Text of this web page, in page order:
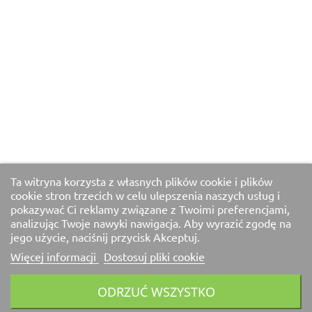
Ta witryna korzysta z własnych plików cookie i plików
cookie stron trzecich w celu ulepszenia naszych usług i
pokazywać Ci reklamy związane z Twoimi preferencjami,
analizując Twoje nawyki nawigacja. Aby wyrazić zgodę na
jego użycie, naciśnij przycisk Akceptuj.
Więcej informacji
Dostosuj pliki cookie
ODRZUĆ WSZYSTKO